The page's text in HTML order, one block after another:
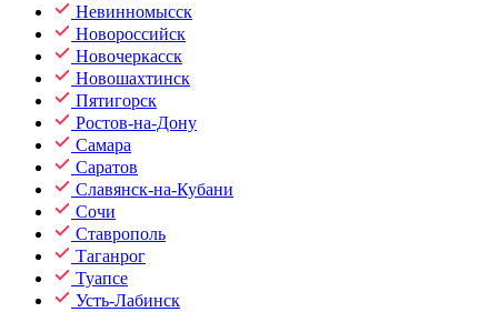
Невинномысск
Новороссийск
Новочеркасск
Новошахтинск
Пятигорск
Ростов-на-Дону
Самара
Саратов
Славянск-на-Кубани
Сочи
Ставрополь
Таганрог
Туапсе
Усть-Лабинск